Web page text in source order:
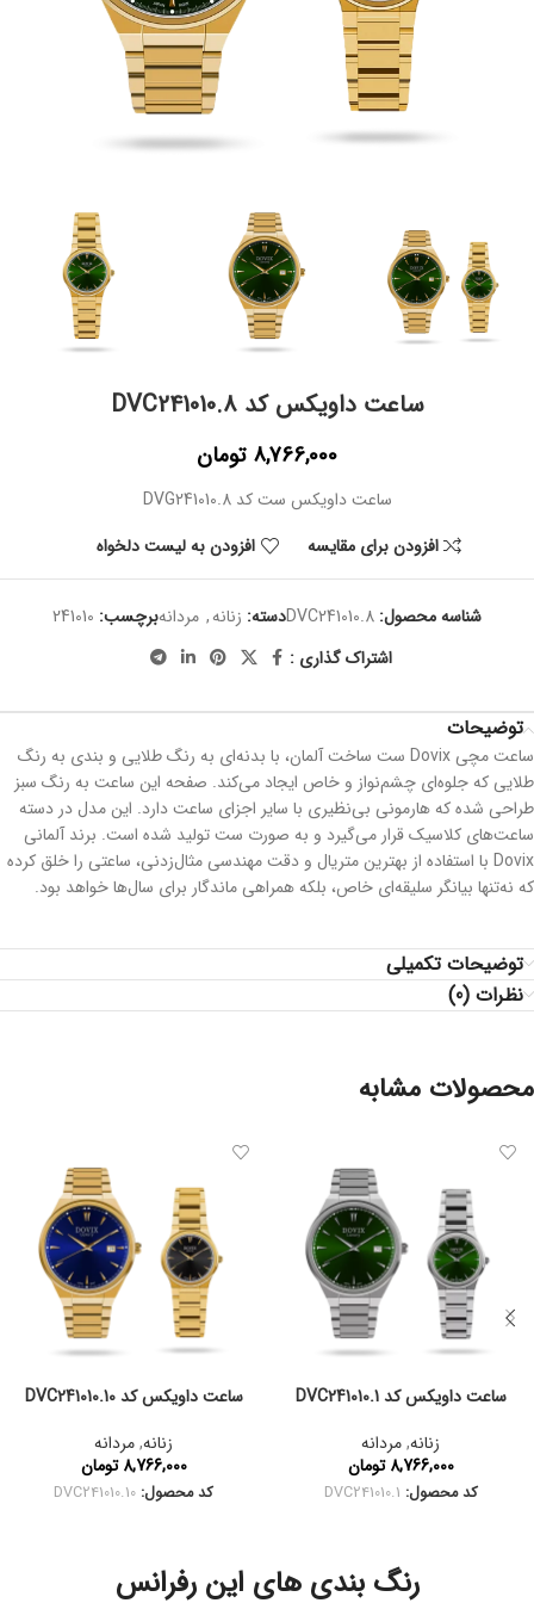
ساعت داویکس کد DVC241010.8
8,766,000 تومان
ساعت داویکس ست کد DVG241010.8
افزودن برای مقایسه
افزودن به لیست دلخواه
شناسه محصول: DVC241010.8دسته: زنانه, مردانهبرچسب: 241010
اشتراک گذاری :
توضیحات
ساعت مچی Dovix ست ساخت آلمان، با بدنه‌ای به رنگ طلایی و بندی به رنگ
طلایی که جلوه‌ای چشم‌نواز و خاص ایجاد می‌کند. صفحه این ساعت به رنگ سبز
طراحی شده که هارمونی بی‌نظیری با سایر اجزای ساعت دارد. این مدل در دسته
ساعت‌های کلاسیک قرار می‌گیرد و به صورت ست تولید شده است. برند آلمانی
Dovix با استفاده از بهترین متریال و دقت مهندسی مثال‌زدنی، ساعتی را خلق کرده
که نه‌تنها بیانگر سلیقه‌ای خاص، بلکه همراهی ماندگار برای سال‌ها خواهد بود.
توضیحات تکمیلی
نظرات (0)
محصولات مشابه
ساعت داویکس کد DVC241010.1
زنانه,مردانه
8,766,000 تومان
کد محصول: DVC241010.1
ساعت داویکس کد DVC241010.10
زنانه,مردانه
8,766,000 تومان
کد محصول: DVC241010.10
رنگ بندی های این رفرانس